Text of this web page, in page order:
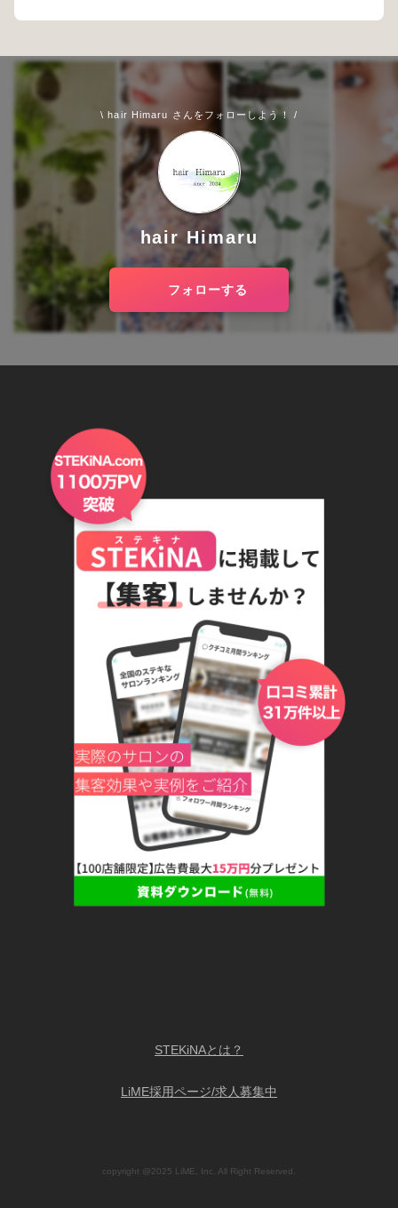
\ hair Himaru さんをフォローしよう！ /
hair Himaru
フォローする
STEKiNAとは？
LiME採用ページ/求人募集中
copyright @2025 LiME, Inc. All Right Reserved.